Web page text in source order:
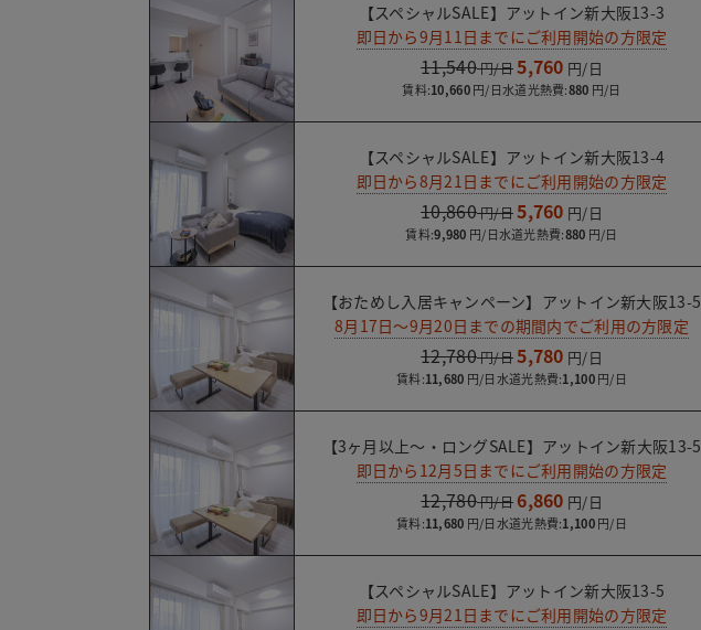
【スペシャルSALE】アットイン新大阪13-3
即日から9月11日までにご利用開始の方限定
11,540 5,760
賃料:10,660 水道光熱費:880
【スペシャルSALE】アットイン新大阪13-4
即日から8月21日までにご利用開始の方限定
10,860 5,760
賃料:9,980 水道光熱費:880
【おためし入居キャンペーン】アットイン新大阪13-5
8月17日～9月20日までの期間内でご利用の方限定
12,780 5,780
賃料:11,680 水道光熱費:1,100
【3ヶ月以上～・ロングSALE】アットイン新大阪13-5
即日から12月5日までにご利用開始の方限定
12,780 6,860
賃料:11,680 水道光熱費:1,100
【スペシャルSALE】アットイン新大阪13-5
即日から9月21日までにご利用開始の方限定